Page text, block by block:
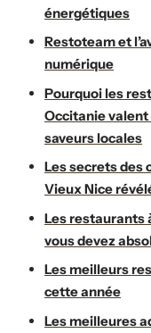
énergétiques
Restoteam et
numérique
Pourquoi les
Occitanie valent
saveurs locales
Les secrets des
Vieux Nice
Les restaurants
vous devez
Les meilleurs
cette année
Les meilleures